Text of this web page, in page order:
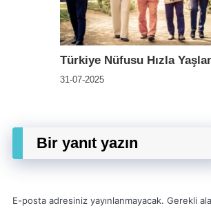
Türkiye Nüfusu Hızla
31-07-2025
Bir yanıt yazın
E-posta adresiniz yayınlanmayacak. Gerekli